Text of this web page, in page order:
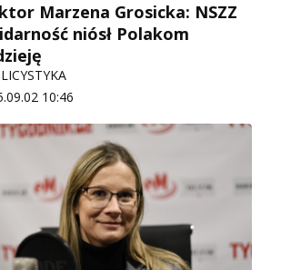
Marzena Grosicka: NSZZ
niósł Polakom
10:46